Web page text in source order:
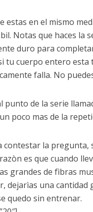
estas en el mismo
Notas que haces la
duro para
tu cuerpo entero esta
falla. No
punto de la serie
poco mas de la
contestar la
es que cuando
grandes de fìbras
dejarìas una
quedo sin entrenar.